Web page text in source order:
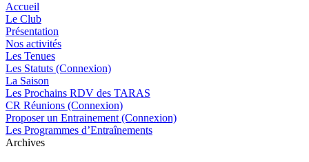
Accueil
Le Club
Présentation
Nos activités
Les Tenues
Les Statuts (Connexion)
La Saison
Les Prochains RDV des TARAS
CR Réunions (Connexion)
Proposer un Entrainement (Connexion)
Les Programmes d’Entraînements
Archives